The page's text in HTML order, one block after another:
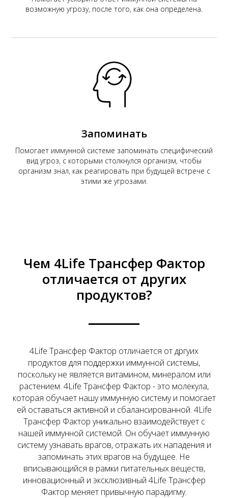
возможную угрозу, после того, как она определена.
Запоминать
Помогает иммунной системе запоминать специфический
вид угроз, с которыми столкнулся организм, чтобы
организм знал, как реагировать при будущей встрече с
этими же угрозами.
Чем 4Life Трансфер Фактор
отличается от других
продуктов?
4Life Трансфер Фактор отличается от дргуих
продуктов для поддержки иммунной системы,
поскольку не является витамином, минералом или
растением. 4Life Трансфер Фактор - это молекула,
которая обучает нашу иммунную систему и помогает
ей оставаться активной и сбалансированной. 4Life
Трансфер Фактор уникально взаимодействует с
нашей иммунной системой. Он обучает иммунную
систему узнавать врагов, отражать их нападения и
запоминать этих врагов на будущее. Не
вписывающийся в рамки питательных веществ,
инновационный и эксклюзивный 4Life Трансфер
Фактор меняет привычную парадигму.